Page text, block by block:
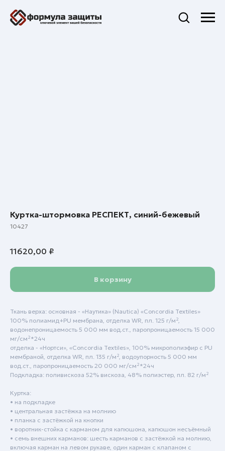
Куртка-штормовка РЕСПЕКТ, синий-бежевый
10427
11620,00 ₽
В корзину
Ткань верха: основная - «Наутика» (Nautica) «Concordia Textiles»
100% полиамид+PU мембрана, отделка WR, пл. 125 г/м²,
водонепроницаемость 5 000 мм вод.ст., паропроницаемость 15 000
мг/см²*24ч
отделка - «Нортси», «Concordia Textiles», 100% микрополиэфир с PU
мембраной, отделка WR, пл. 135 г/м², водоупорность 5 000 мм
вод.ст., паропроницаемость 20 000 мг/см²*24ч
Подкладка: поливискоза 52% вискоза, 48% полиэстер, пл. 82 г/м²
Куртка:
• на подкладке
• центральная застёжка на молнию
• планка с застёжкой на кнопки
• воротник-стойка с карманом для капюшона, капюшон несъёмный
• семь внешних карманов: шесть карманов с застёжкой на молнию,
включая карман на левом рукаве, один карман с клапаном с
Пн - Пт: с 9:00 до 18:00